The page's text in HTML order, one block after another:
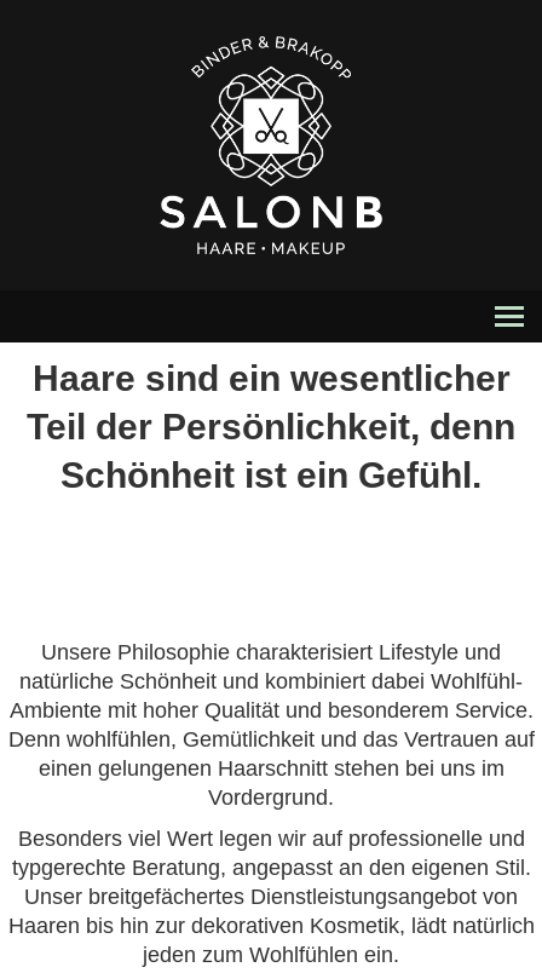
SERVICE
PREISE
Haare sind ein wesentlicher
Teil der Persönlichkeit, denn
Schönheit ist ein Gefühl.
Unsere Philosophie charakterisiert Lifestyle und
natürliche Schönheit und kombiniert dabei Wohlfühl-
Ambiente mit hoher Qualität und besonderem Service.
Denn wohlfühlen, Gemütlichkeit und das Vertrauen auf
einen gelungenen Haarschnitt stehen bei uns im
Vordergrund.
Besonders viel Wert legen wir auf professionelle und
typgerechte Beratung, angepasst an den eigenen Stil.
Unser breitgefächertes Dienstleistungsangebot von
Haaren bis hin zur dekorativen Kosmetik, lädt natürlich
jeden zum Wohlfühlen ein.